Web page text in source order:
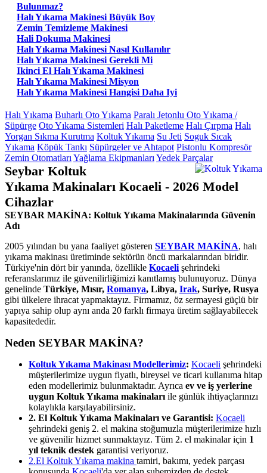
Bulunmaz?
Halı Yıkama Makinesi Büyük Boy
Zemin Temizleme Makinesi
Hali Dokuma Makinesi
Halı Yıkama Makinesi Nasıl Kullanılır
Halı Yıkama Makinesi Gerekli Mi
Ikinci El Halı Yıkama Makinesi
Halı Yıkama Makinesi Misyon
Halı Yıkama Makinesi Hangisi Daha Iyi
Halı Yıkama Buharlı Oto Yıkama Paralı Jetonlu Oto Yıkama /
Süpürge Oto Yıkama Sistemleri Halı Paketleme Halı Çırpma Halı
Yorgan Sıkma Kurutma Koltuk Yıkama Su Jeti Soguk Sıcak
Yıkama Köpük Tankı Süpürgeler ve Ahtapot Pistonlu Kompresör
Zemin Otomatları Yağlama Ekipmanları Yedek Parçalar
Seybar Koltuk
Yıkama Makinaları Kocaeli - 2026 Model
Cihazlar
SEYBAR MAKİNA: Koltuk Yıkama Makinalarında Güvenin
Adı
2005 yılından bu yana faaliyet gösteren SEYBAR MAKİNA, halı
yıkama makinası üretiminde sektörün öncü markalarından biridir.
Türkiye'nin dört bir yanında, özellikle Kocaeli şehrindeki
referanslarımız ile güvenilirliğimizi kanıtlamış bulunuyoruz. Dünya
genelinde Türkiye, Mısır, Romanya, Libya, Irak, Suriye, Rusya
gibi ülkelere ihracat yapmaktayız. Firmamız, öz sermayesi güçlü bir
yapıya sahip olup aynı anda 20 farklı firmaya üretim sağlayabilecek
kapasitededir.
Neden SEYBAR MAKİNA?
Koltuk Yıkama Makinası Modellerimiz: Kocaeli şehrindeki
müşterilerimize uygun fiyatlı, bireysel ve ticari kullanıma hitap
eden modellerimiz bulunmaktadır. Ayrıca ev ve iş yerlerine
uygun Koltuk Yıkama makinaları ile günlük ihtiyaçlarınızı
kolaylıkla karşılayabilirsiniz.
2. El Koltuk Yıkama Makinaları ve Garantisi: Kocaeli
şehrindeki geniş 2. el makina stoğumuzla müşterilerimize hızlı
ve güvenilir hizmet sunmaktayız. Tüm 2. el makinalar için 1
yıl teknik destek garantisi veriyoruz.
2.El Koltuk Yıkama makina tamiri, bakımı, yedek parçası